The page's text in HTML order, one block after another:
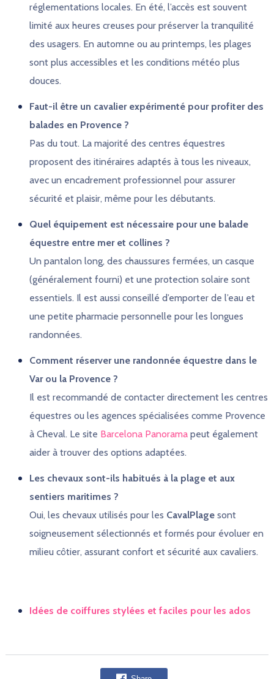
réglementations locales. En été, l’accès est souvent
limité aux heures creuses pour préserver la tranquilité
des usagers. En automne ou au printemps, les plages
sont plus accessibles et les conditions météo plus
douces.
Faut-il être un cavalier expérimenté pour profiter des
balades en Provence ?
Pas du tout. La majorité des centres équestres
proposent des itinéraires adaptés à tous les niveaux,
avec un encadrement professionnel pour assurer
sécurité et plaisir, même pour les débutants.
Quel équipement est nécessaire pour une balade
équestre entre mer et collines ?
Un pantalon long, des chaussures fermées, un casque
(généralement fourni) et une protection solaire sont
essentiels. Il est aussi conseillé d’emporter de l’eau et
une petite pharmacie personnelle pour les longues
randonnées.
Comment réserver une randonnée équestre dans le
Var ou la Provence ?
Il est recommandé de contacter directement les centres
équestres ou les agences spécialisées comme Provence
à Cheval. Le site Barcelona Panoramapeut également
aider à trouver des options adaptées.
Les chevaux sont-ils habitués à la plage et aux
sentiers maritimes ?
Oui, les chevaux utilisés pour les CavalPlagesont
soigneusement sélectionnés et formés pour évoluer en
milieu côtier, assurant confort et sécurité aux cavaliers.
Idées de coiffures stylées et faciles pour les ados